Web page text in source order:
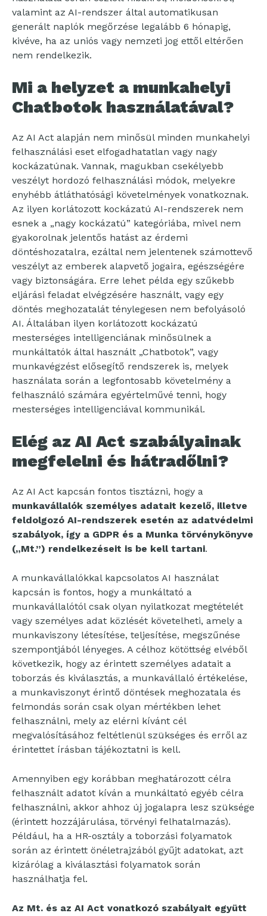
valamint az AI-rendszer által automatikusan
generált naplók megőrzése legalább 6 hónapig,
kivéve, ha az uniós vagy nemzeti jog ettől eltérően
nem rendelkezik.
Mi a helyzet a munkahelyi
Chatbotok használatával?
Az AI Act alapján nem minősül minden munkahelyi
felhasználási eset elfogadhatatlan vagy nagy
kockázatúnak. Vannak, magukban csekélyebb
veszélyt hordozó felhasználási módok, melyekre
enyhébb átláthatósági követelmények vonatkoznak.
Az ilyen korlátozott kockázatú AI-rendszerek nem
esnek a „nagy kockázatú” kategóriába, mivel nem
gyakorolnak jelentős hatást az érdemi
döntéshozatalra, ezáltal nem jelentenek számottevő
veszélyt az emberek alapvető jogaira, egészségére
vagy biztonságára. Erre lehet példa egy szűkebb
eljárási feladat elvégzésére használt, vagy egy
döntés meghozatalát ténylegesen nem befolyásoló
AI. Általában ilyen korlátozott kockázatú
mesterséges intelligenciának minősülnek a
munkáltatók által használt „Chatbotok”, vagy
munkavégzést elősegítő rendszerek is, melyek
használata során a legfontosabb követelmény a
felhasználó számára egyértelművé tenni, hogy
mesterséges intelligenciával kommunikál.
Elég az AI Act szabályainak
megfelelni és hátradőlni?
Az AI Act kapcsán fontos tisztázni, hogy a
munkavállalók személyes adatait kezelő, illetve
feldolgozó AI-rendszerek esetén az adatvédelmi
szabályok, így a GDPR és a Munka törvénykönyve
(„Mt.”) rendelkezéseit is be kell tartani.
A munkavállalókkal kapcsolatos AI használat
kapcsán is fontos, hogy a munkáltató a
munkavállalótól csak olyan nyilatkozat megtételét
vagy személyes adat közlését követelheti, amely a
munkaviszony létesítése, teljesítése, megszűnése
szempontjából lényeges. A célhoz kötöttség elvéből
következik, hogy az érintett személyes adatait a
toborzás és kiválasztás, a munkavállaló értékelése,
a munkaviszonyt érintő döntések meghozatala és
felmondás során csak olyan mértékben lehet
felhasználni, mely az elérni kívánt cél
megvalósításához feltétlenül szükséges és erről az
érintettet írásban tájékoztatni is kell.
Amennyiben egy korábban meghatározott célra
felhasznált adatot kíván a munkáltató egyéb célra
felhasználni, akkor ahhoz új jogalapra lesz szüksége
(érintett hozzájárulása, törvényi felhatalmazás).
Például, ha a HR-osztály a toborzási folyamatok
során az érintett önéletrajzából gyűjt adatokat, azt
kizárólag a kiválasztási folyamatok során
használhatja fel.
Az Mt. és az AI Act vonatkozó szabályait együtt